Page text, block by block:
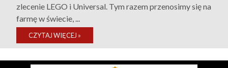
zlecenie LEGO i Universal. Tym razem przenosimy się na
farmę w świecie, ...
CZYTAJ WIĘCEJ »